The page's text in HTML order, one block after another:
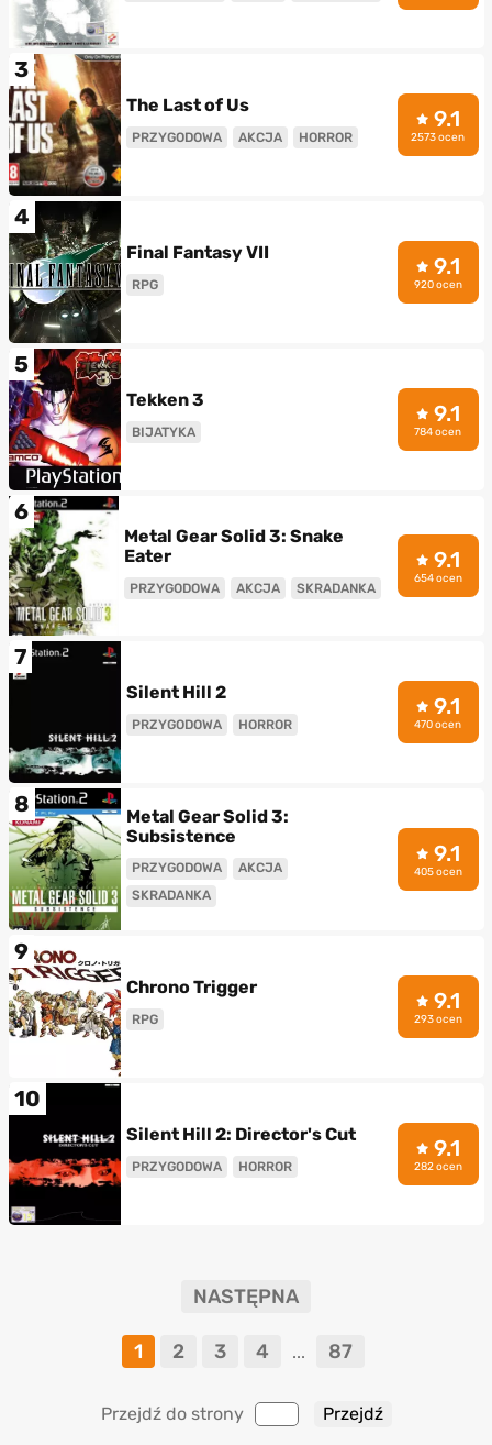
3
The Last of Us
PRZYGODOWA AKCJA HORROR
9.1
2573 ocen
4
Final Fantasy VII
RPG
9.1
920 ocen
5
Tekken 3
BIJATYKA
9.1
784 ocen
6
Metal Gear Solid 3: Snake
Eater
PRZYGODOWA AKCJA SKRADANKA
9.1
654 ocen
7
Silent Hill 2
PRZYGODOWA HORROR
9.1
470 ocen
8
Metal Gear Solid 3:
Subsistence
PRZYGODOWA
AKCJA
SKRADANKA
9.1
405 ocen
9
Chrono Trigger
RPG
9.1
293 ocen
10
Silent Hill 2: Director's Cut
PRZYGODOWA HORROR
9.1
282 ocen
NASTĘPNA
1 2 3 4 ... 87
Przejdź do strony